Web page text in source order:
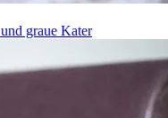
graue Kater